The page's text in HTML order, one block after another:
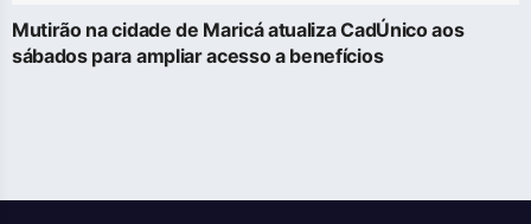
Mutirão na cidade de Maricá atualiza CadÚnico aos
sábados para ampliar acesso a benefícios